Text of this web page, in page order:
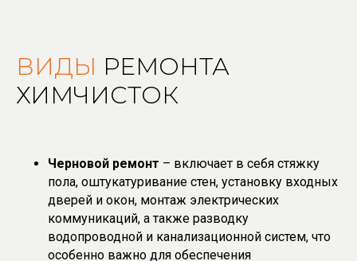
ВИДЫ РЕМОНТА
ХИМЧИСТОК
Черновой ремонт – включает в себя стяжку
пола, оштукатуривание стен, установку входных
дверей и окон, монтаж электрических
коммуникаций, а также разводку
водопроводной и канализационной систем, что
особенно важно для обеспечения